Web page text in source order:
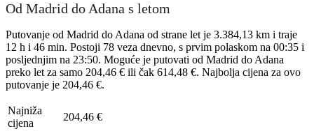
Od Madrid do Adana s letom
Putovanje od Madrid do Adana od strane let je 3.384,13 km i traje
12 h i 46 min. Postoji 78 veza dnevno, s prvim polaskom na 00:35 i
posljednjim na 23:50. Moguće je putovati od Madrid do Adana
preko let za samo 204,46 € ili čak 614,48 €. Najbolja cijena za ovo
putovanje je 204,46 €.
Najniža
cijena
204,46 €